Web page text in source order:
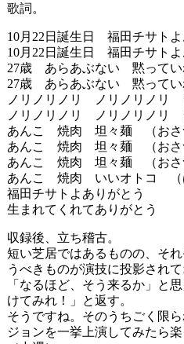
歌詞。
10月22日誕生日 福田チサトよ
10月22日誕生日 福田チサトよ
27歳 あらあぶない 黙ってい
27歳 あらあぶない 黙ってい
ノリノリノリ ノリノリノリ
ノリノリノリ ノリノリノリ
あんこ 焼肉 坦々麺 （おさ
あんこ 焼肉 坦々麺 （おさ
あんこ 焼肉 坦々麺 （おさ
あんこ 焼肉 いいオトコ （
福田チサトよありがとう
生まれてくれてありがとう
収録後、立ち稽古。
短い芝居ではあるものの、そ
うべきものが演技に投影されて
「なるほど、そう来るか」と
けてみれ！」と返す。
そうですね。そのうちごく限
ジョンを一挙上演してみたら楽